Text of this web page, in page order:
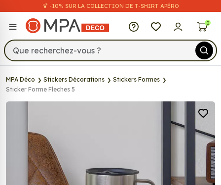
🍹 -10% SUR LA COLLECTION DE T-SHIRT APÉRO
MPA Déco 0
MPA Déco Stickers Décorations
Stickers Formes
Sticker Forme Fleches 5